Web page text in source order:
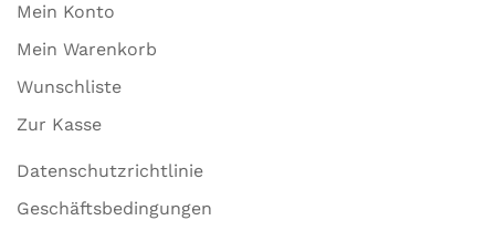
Mein Konto
Mein Warenkorb
Wunschliste
Zur Kasse
Datenschutzrichtlinie
Geschäftsbedingungen